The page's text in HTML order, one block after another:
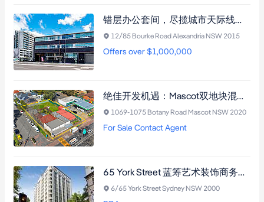
错层办公套间，尽揽城市天际线，北向露台，毗邻Campbell Road Bridge及Mascot站。
12/85 Bourke Road Alexandria NSW 2015
Offers over $1,000,000
绝佳开发机遇：Mascot双地块混合用途物业，首度面市五十年，毗邻购物中心与交通枢纽
1069-1075 Botany Road Mascot NSW 2020
For Sale Contact Agent
65 York Street 蓝筹艺术装饰商务楼宇，123平方米明亮办公公寓，多面采光，毗邻Martin Place与Wynyard Station交通枢纽
6/65 York Street Sydney NSW 2000